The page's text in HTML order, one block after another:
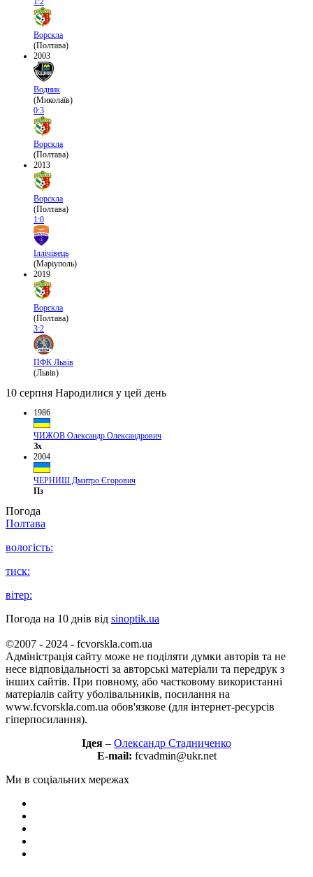
Ворскла
(Полтава)
2003
Водник
(Миколаїв)
0:3
Ворскла
(Полтава)
2013
Ворскла
(Полтава)
1:0
Іллічівець
(Маріуполь)
2019
Ворскла
(Полтава)
3:2
ПФК Львів
(Львів)
10 серпня Народилися у цей день
1986
ЧИЖОВ Олександр Олександрович
Зх
2004
ЧЕРНИШ Дмитро Єгорович
Пз
Погода
Полтава
вологість:
тиск:
вітер:
Погода на 10 днів від sinoptik.ua
©2007 - 2024 - fcvorskla.com.ua
Адміністрація сайту може не поділяти думки авторів та не
несе відповідальності за авторські матеріали та передрук з
інших сайтів. При повному, або частковому використанні
матеріалів сайту уболівальників, посилання на
www.fcvorskla.com.ua обов'язкове (для інтернет-ресурсів
гіперпосилання).
Ідея – Олександр Стадниченко
E-mail: fcvadmin@ukr.net
Ми в соціальних мережах